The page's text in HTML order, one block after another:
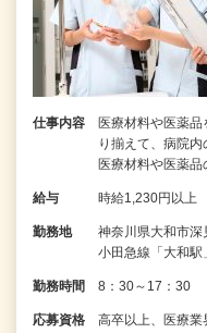
仕事内容
医療材料や医薬品
り揃えて、病院内
医療材料や医薬品
給与 時給1,230円以上
勤務地
神奈川県大和市深
小田急線「大和駅
勤務時間 8：30～17：30
応募資格 高卒以上、医療業